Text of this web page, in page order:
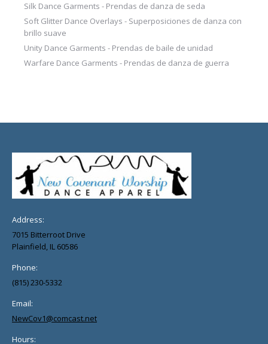
Silk Dance Garments - Prendas de danza de seda
Soft Glitter Dance Overlays - Superposiciones de danza con
brillo suave
Unity Dance Garments - Prendas de baile de unidad
Warfare Dance Garments - Prendas de danza de guerra
Address:
7015 Bitterroot Drive
Plainfield, IL 60586
Phone:
(815) 230-5332
Email:
NewCov1@comcast.net
Hours: